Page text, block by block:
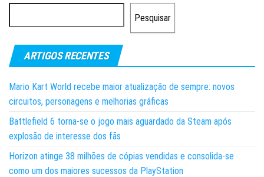
Pesquisar
ARTIGOS RECENTES
Mario Kart World recebe maior atualização de sempre: novos
circuitos, personagens e melhorias gráficas
Battlefield 6 torna-se o jogo mais aguardado da Steam após
explosão de interesse dos fãs
Horizon atinge 38 milhões de cópias vendidas e consolida-se
como um dos maiores sucessos da PlayStation